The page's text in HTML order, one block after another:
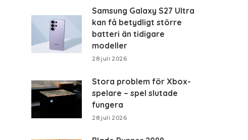
Samsung Galaxy S27 Ultra
kan få betydligt större
batteri än tidigare
modeller
28 juli 2026
Stora problem för Xbox-
spelare – spel slutade
fungera
28 juli 2026